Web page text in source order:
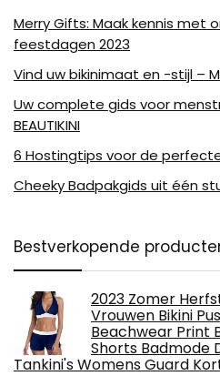
Merry Gifts: Maak kennis met
feestdagen 2023
Vind uw bikinimaat en -stijl –
Uw complete gids voor
BEAUTIKINI
6 Hostingtips voor de
Cheeky Badpakgids uit één
Bestverkopende
2023 Zomer
Vrouwen Bikini
Beachwear Print
Shorts Badmode
Tankini's Womens Guard